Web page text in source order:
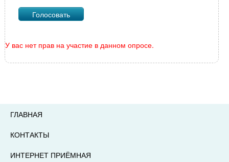
У вас нет прав на участие в данном опросе.
ГЛАВНАЯ
КОНТАКТЫ
ИНТЕРНЕТ ПРИЁМНАЯ